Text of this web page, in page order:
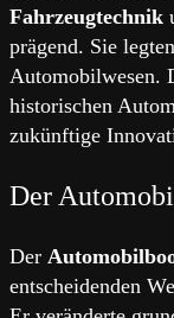
Fahrzeugtechnik
prägend. Sie
Automobilwesen.
historischen
zukünftige
Der
Der
entscheidenden